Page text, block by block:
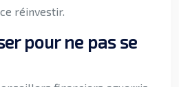
réinvestir.
pour ne pas se